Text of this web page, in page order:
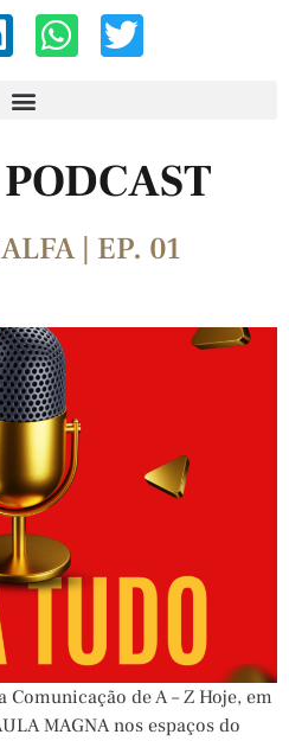
PODCAST
| EP. 01
Comunicação de A – Z Hoje, em
MAGNA nos espaços do